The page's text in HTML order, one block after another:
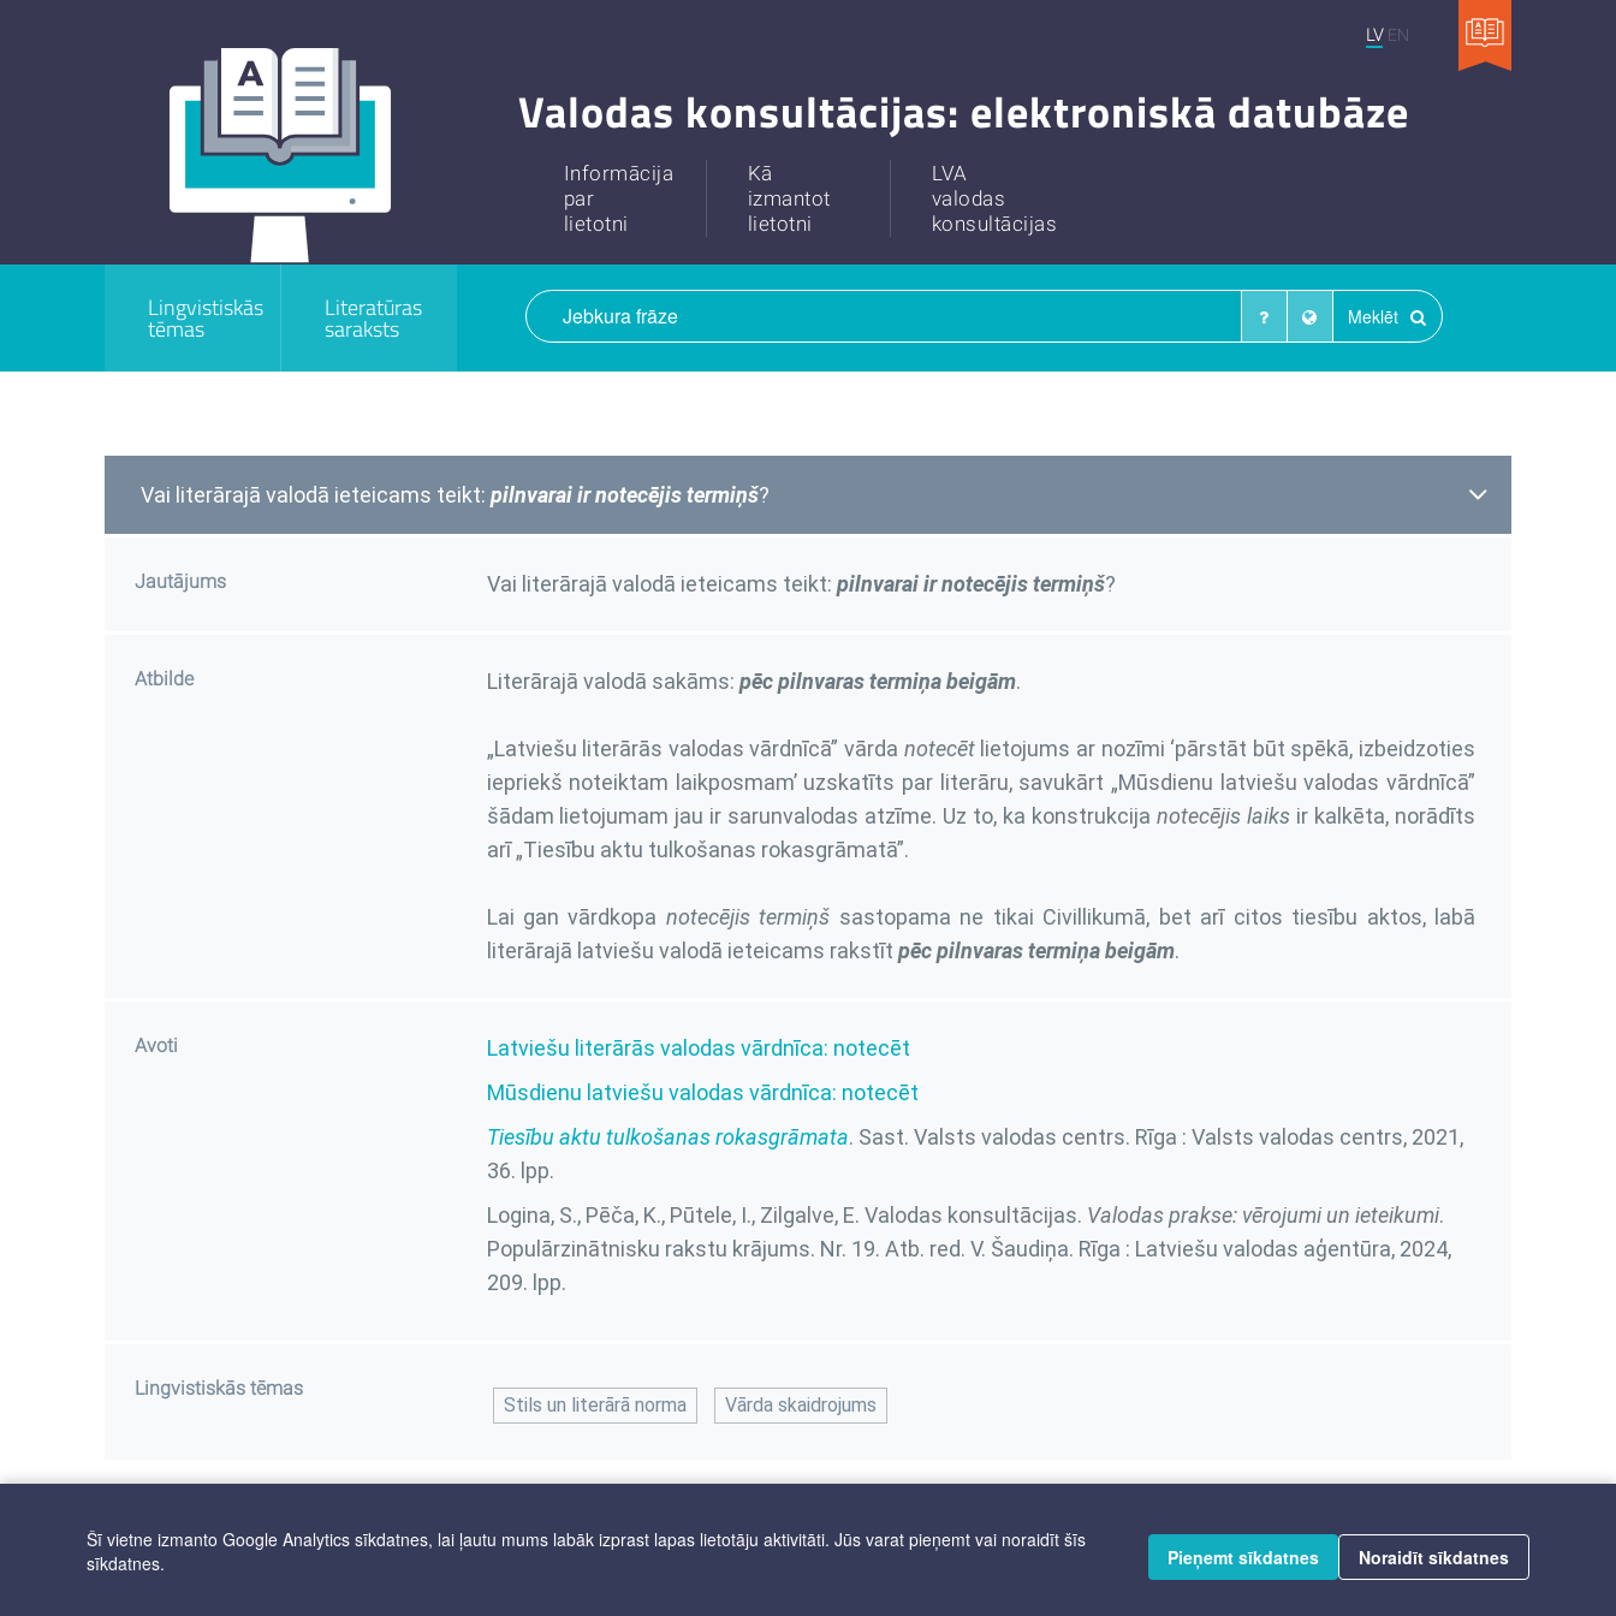
LV EN
Valodas konsultācijas: elektroniskā datubāze
Informācija
par
lietotni
Kā
izmantot
lietotni
LVA
valodas
konsultācijas
Lingvistiskās
tēmas
Literatūras
saraksts Meklēt
Vai literārajā valodā ieteicams teikt: pilnvarai ir notecējis termiņš?
Jautājums Vai literārajā valodā ieteicams teikt: pilnvarai ir notecējis termiņš?
Atbilde Literārajā valodā sakāms: pēc pilnvaras termiņa beigām.
„Latviešu literārās valodas vārdnīcā” vārda notecētlietojums ar nozīmi ‘pārstāt būt spēkā, izbeidzoties
iepriekš noteiktam laikposmam’ uzskatīts par literāru, savukārt „Mūsdienu latviešu valodas vārdnīcā”
šādam lietojumam jau ir sarunvalodas atzīme. Uz to, ka konstrukcijanotecējis laiks ir kalkēta, norādīts
arī „Tiesību aktu tulkošanas rokasgrāmatā”.
Lai gan vārdkopa notecējis termiņš sastopama ne tikai Civillikumā, bet arī citos tiesību aktos, labā
literārajā latviešu valodā ieteicams rakstīt pēc pilnvaras termiņa beigām.
Avoti
Latviešu literārās valodas vārdnīca: notecēt
Mūsdienu latviešu valodas vārdnīca: notecēt
Tiesību aktu tulkošanas rokasgrāmata. Sast. Valsts valodas centrs. Rīga : Valsts valodas centrs, 2021,
36. lpp.
Logina, S., Pēča, K., Pūtele, I., Zilgalve, E. Valodas konsultācijas. Valodas prakse: vērojumi un ieteikumi.
Populārzinātnisku rakstu krājums. Nr. 19. Atb. red. V. Šaudiņa. Rīga : Latviešu valodas aģentūra, 2024,
209. lpp.
Lingvistiskās tēmas
Stils un literārā norma Vārda skaidrojums
Šī vietne izmanto Google Analytics sīkdatnes, lai ļautu mums labāk izprast lapas lietotāju aktivitāti. Jūs varat pieņemt vai noraidīt šīs
sīkdatnes.
Pieņemt sīkdatnes Noraidīt sīkdatnes